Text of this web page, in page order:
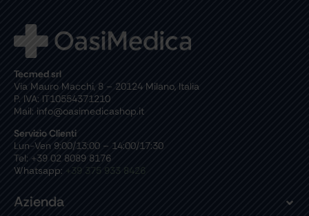
Tecmed srl
Via Mauro Macchi, 8 – 20124 Milano, Italia
P. IVA: IT10554371210
Mail: info@oasimedicashop.it
Servizio Clienti
Lun-Ven 9:00/13:00 – 14:00/17:30
Tel: +39 02 8089 8176
Whatsapp: +39 375 933 8426
Azienda